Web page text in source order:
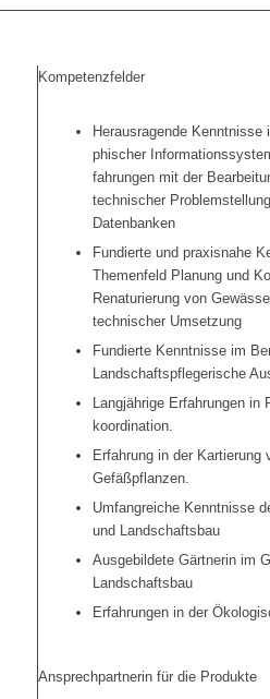
Kompetenzfelder
Herausragende
phischer
fahrungen mit der
technischer
Datenbanken
Fundierte und praxisnahe
Themenfeld Planung und
Renaturierung von
technischer Umsetzung
Fundierte Kenntnisse im
Landschaftspflegerische
Langjährige Erfahrungen in
koordination.
Erfahrung in der Kartierung
Gefäßpflanzen.
Umfangreiche Kenntnisse
und Landschaftsbau
Ausgebildete Gärtnerin im
Landschaftsbau
Erfahrungen in der
Ansprechpartnerin für die Produkte